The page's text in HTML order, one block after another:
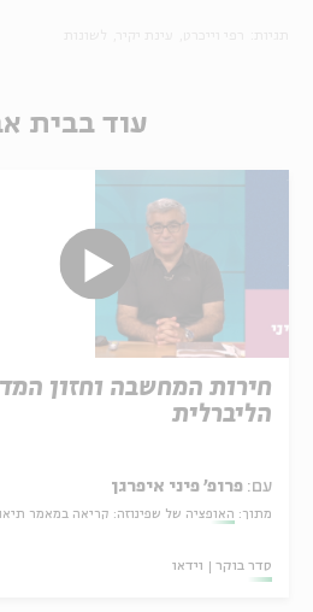
עוד בבית
חירות המחשבה וחזון
הליברלית
עם: פרופ' פיני איפרגן
מתוך: האופציה של שפינוזה: קריאה במאמר
סדר בוקר וידאו